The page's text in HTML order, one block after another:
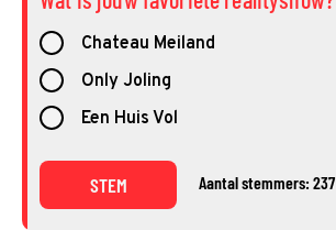
Chateau Meiland
Only Joling
Een Huis Vol
STEM Aantal stemmers: 237